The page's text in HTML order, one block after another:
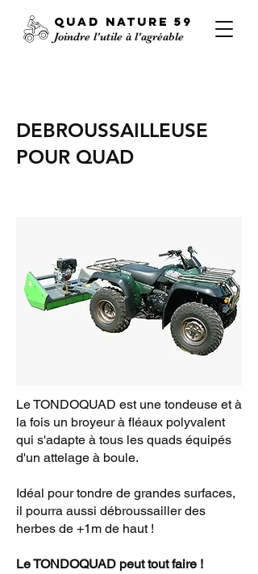
QUAD NATURE 59
Joindre l'utile à l'agréable
DEBROUSSAILLEUSE
POUR QUAD
Le TONDOQUAD est une tondeuse et à
la fois un broyeur à fléaux polyvalent
qui s'adapte à tous les quads équipés
d'un attelage à boule.
Idéal pour tondre de grandes surfaces,
il pourra aussi débroussailler des
herbes de +1m de haut !
Le TONDOQUAD peut tout faire !